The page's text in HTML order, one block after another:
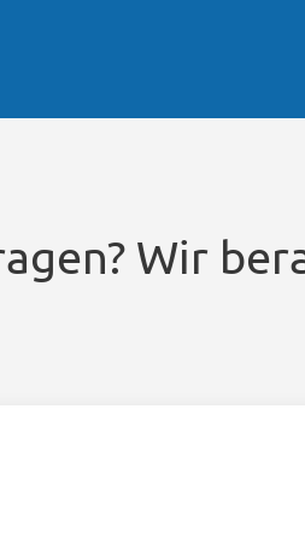
Wir